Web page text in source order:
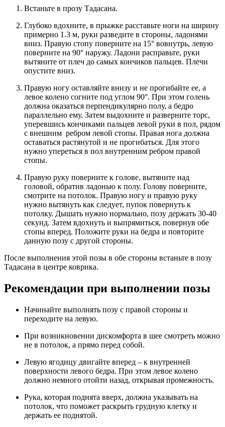
Встаньте в прозу Тадасана.
Глубоко вдохните, в прыжке расставьте ноги на ширину
примерно 1.3 м, руки разведите в стороны, ладонями
вниз. Правую стопу поверните на 15° вовнутрь, левую
поверните на 90° наружу. Ладони расправьте, руки
вытяните от плеч до самых кончиков пальцев. Плечи
опустите вниз.
Правую ногу оставляйте внизу и не прогибайте ее, а
левое колено согните под углом 90°. При этом голень
должна оказаться перпендикулярно полу, а бедро
параллельно ему. Затем выдохните и разверните торс,
уперевшись кончиками пальцев левой руки в пол, рядом
с внешним ребром левой стопы. Правая нога должна
оставаться растянутой и не прогибаться. Для этого
нужно упереться в пол внутренним ребром правой
стопы.
Правую руку поверните к голове, вытяните над
головой, обратив ладонью к полу. Голову поверните,
смотрите на потолок. Правую ногу и правую руку
нужно вытянуть как следует, пупок повернуть к
потолку. Дышать нужно нормально, позу держать 30-40
секунд. Затем вдохнуть и выпрямиться, повернув обе
стопы вперед. Положите руки на бедра и повторите
данную позу с другой стороны.
После выполнения этой позы в обе стороны встаньте в позу
Тадасана в центре коврика.
Рекомендации при выполнении позы
Начинайте выполнять позу с правой стороны и
переходите на левую.
При возникновении дискомфорта в шее смотреть можно
не в потолок, а прямо перед собой.
Левую ягодицу двигайте вперед – к внутренней
поверхности левого бедра. При этом левое колено
должно немного отойти назад, открывая промежность.
Рука, которая поднята вверх, должна указывать на
потолок, что поможет раскрыть грудную клетку и
держать ее поднятой.